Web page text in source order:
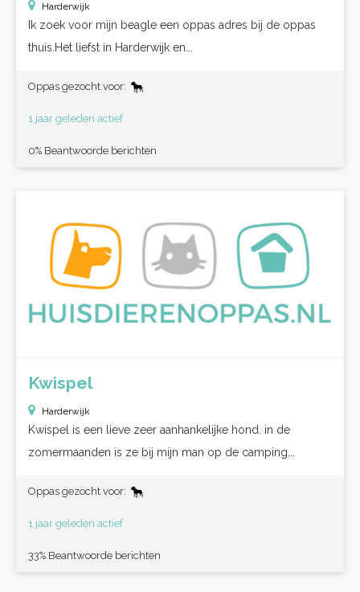
Harderwijk
Ik zoek voor mijn beagle een oppas adres bij de oppas
thuis.Het liefst in Harderwijk en...
Oppas gezocht voor:
1 jaar geleden actief
0% Beantwoorde berichten
Kwispel
Harderwijk
Kwispel is een lieve zeer aanhankelijke hond. in de
zomermaanden is ze bij mijn man op de camping...
Oppas gezocht voor:
1 jaar geleden actief
33% Beantwoorde berichten